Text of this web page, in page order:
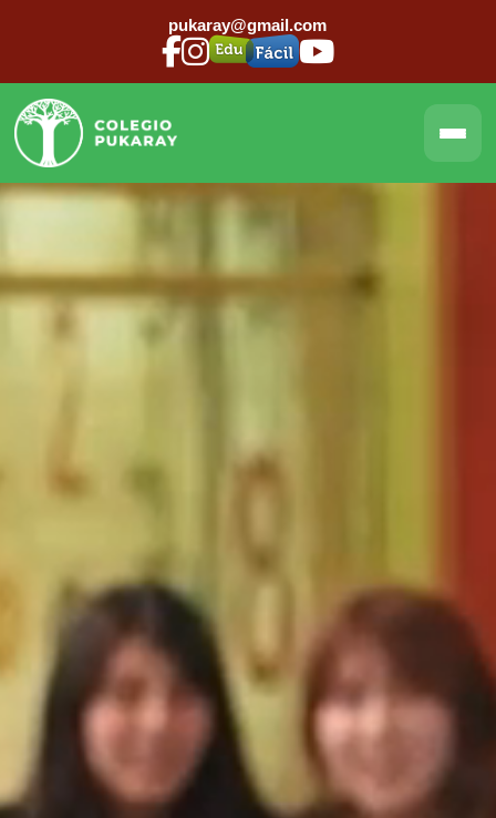
pukaray@gmail.com